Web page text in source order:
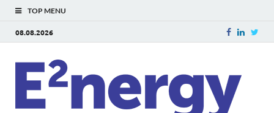
TOP MENU
08.08.2026